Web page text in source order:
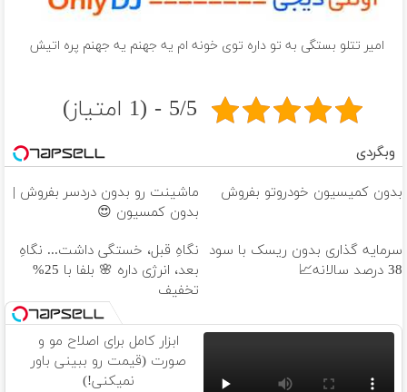
امیر تتلو بستگی به تو داره توی خونه ام یه جهنم یه جهنم پره اتیش
5/5 - (1 امتیاز)
وبگردی
بدون کمیسیون خودروتو بفروش
ماشینت رو بدون دردسر بفروش |
بدون کمسیون 😍
سرمایه گذاری بدون ریسک با سود
38 درصد سالانه📈
نگاهِ قبل، خستگی داشت... نگاهِ
بعد، انرژی داره 🌸 بلفا با 25%
تخفیف
ابزار کامل برای اصلاح مو و
صورت (قیمت رو ببینی باور
نمیکنی!)